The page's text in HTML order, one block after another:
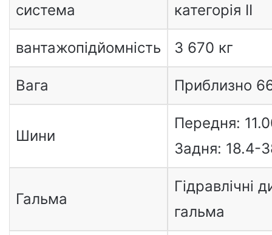
система
категорія II
вантажопідйомність 3 670 кг
Вага Приблизно
Шини
Передня:
Задня: 18.4-
Гальма
Гідравлічні
гальма